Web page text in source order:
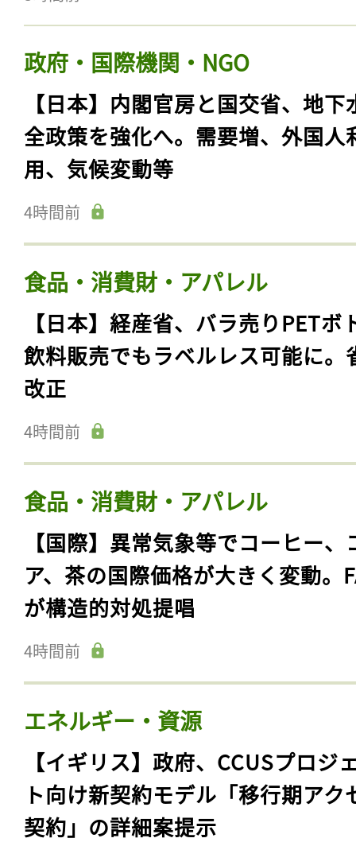
政府・国際機関・NGO
【日本】内閣官房と国交省、地下
全政策を強化へ。需要増、外国人
用、気候変動等
4時間前
食品・消費財・アパレル
【日本】経産省、バラ売りPETボ
飲料販売でもラベルレス可能に。
改正
4時間前
食品・消費財・アパレル
【国際】異常気象等でコーヒー、
ア、茶の国際価格が大きく変動。
が構造的対処提唱
4時間前
エネルギー・資源
【イギリス】政府、CCUSプロジ
ト向け新契約モデル「移行期アク
契約」の詳細案提示